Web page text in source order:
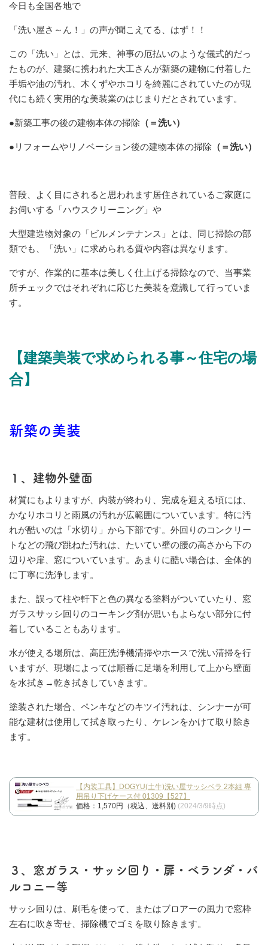
今日も全国各地で
「洗い屋さ～ん！」の声が聞こえてる、はず！！
この「洗い」とは、元来、神事の厄払いのような儀式的だっ
たものが、建築に携われた大工さんが新築の建物に付着した
手垢や油の汚れ、木くずやホコリを綺麗にされていたのが現
代にも続く実用的な美装業のはじまりだとされています。
●新築工事の後の建物本体の掃除 （＝洗い）
●リフォームやリノベーション後の建物本体の掃除 （＝洗い）
普段、よく目にされると思われます居住されているご家庭に
お伺いする「ハウスクリーニング」や
大型建造物対象の「ビルメンテナンス」とは、同じ掃除の部
類でも、「洗い」に求められる質や内容は異なります。
ですが、作業的に基本は美しく仕上げる掃除なので、当事業
所チェックではそれぞれに応じた美装を意識して行っていま
す。
【建築美装で求められる事～住宅の場
合】
新築の美装
１、建物外壁面
材質にもよりますが、内装が終わり、完成を迎える頃には、
かなりホコリと雨風の汚れが広範囲についています。特に汚
れが酷いのは「水切り」から下部です。外回りのコンクリー
トなどの飛び跳ねた汚れは、たいてい壁の腰の高さから下の
辺りや扉、窓についています。あまりに酷い場合は、全体的
に丁寧に洗浄します。
また、誤って柱や軒下と色の異なる塗料がついていたり、窓
ガラスサッシ回りのコーキング剤が思いもよらない部分に付
着していることもあります。
水が使える場所は、高圧洗浄機清掃やホースで洗い清掃を行
いますが、現場によっては順番に足場を利用して上から壁面
を水拭き→乾き拭きしていきます。
塗装された場合、ペンキなどのキツイ汚れは、シンナーが可
能な建材は使用して拭き取ったり、ケレンをかけて取り除き
ます。
【内装工具】DOGYU(土牛)洗い屋サッシベラ 2本組 専
用吊り下げケース付 01309【527】
価格：1,570円（税込、送料別) (2024/3/9時点)
３、窓ガラス・サッシ回り・扉・ベランダ・バ
ルコニー等
サッシ回りは、刷毛を使って、またはブロアーの風力で窓枠
左右に吹き寄せ、掃除機でゴミを取り除きます。